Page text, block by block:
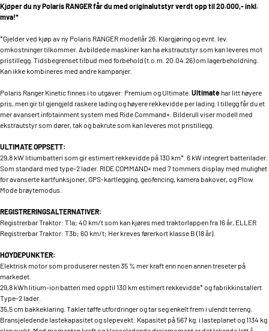
Kjøper du ny Polaris RANGER får du med originalutstyr verdt opp til 20.000,- inkl.
mva!*
*Gjelder ved kjøp av ny Polaris RANGER modellår 26. Klargjøring og evnt. lev.
omkostninger tilkommer. Avbildede maskiner kan ha ekstrautstyr som kan leveres mot
pristillegg. Tidsbegrenset tilbud med forbehold (t.o.m. 20.04.26) om lagerbeholdning.
Kan ikke kombineres med andre kampanjer.
Polaris Ranger Kinetic finnes i to utgaver: Premium og Ultimate. Ultimate har litt høyere
pris, men gir til gjengjeld raskere lading og høyere rekkevidde per lading. I tillegg får du et
mer avansert infotainment system med Ride Command+. Bilderull viser modell med
ekstrautstyr som dører, tak og bakrute som kan leveres mot pristillegg.
ULTIMATE OPPSETT:
29,8 kW litiumbatteri som gir estimert rekkevidde på 130 km*. 6 kW integrert batterilader.
Som standard med type-2 lader. RIDE COMMAND+ med 7 tommers display med mulighet
for avanserte kartfunksjoner, GPS-kartlegging, geofencing, kamera bakover, og Plow
Mode brøytemodus.
REGISTRERINGSALTERNATIVER:
Registrerbar Traktor: T1a; 40 km/t som kan kjøres med traktorlappen fra 16 år, ELLER
Registrerbar Traktor: T3b; 60 km/t; Her kreves førerkort klasse B (18 år).
HØYDEPUNKTER:
Elektrisk motor som produserer nesten 35 % mer kraft enn noen annen treseter på
markedet.
29,8 kWh litium-ion batteri med opptil 130 km estimert rekkevidde* og fabrikkinstallert
Type-2 lader.
35,5 cm bakkeklaring. Takler tøffe utfordringer og tar seg enkelt frem i ulendt terreng.
Bransjeledende lastekapasitet og slepevekt: Kapasitet på 567 kg. i lasteplanet og 1134 kg